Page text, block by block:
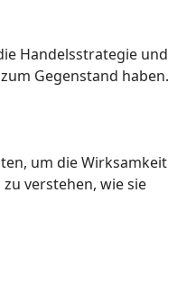
Handelsstrategie und
Gegenstand haben.
um die Wirksamkeit
verstehen, wie sie